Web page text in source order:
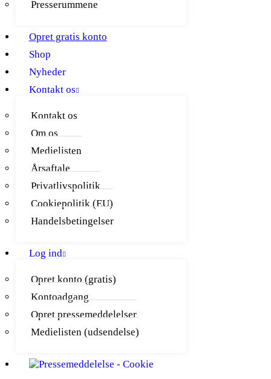
Presserummene
Opret gratis konto
Shop
Nyheder
Kontakt os
Kontakt os
Om os
Medielisten
Årsaftale
Privatlivspolitik
Cookiepolitik (EU)
Handelsbetingelser
Log ind
Opret konto (gratis)
Kontoadgang
Opret pressemeddelelser
Medielisten (udsendelse)